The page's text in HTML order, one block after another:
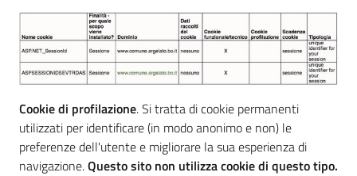
Cookie di profilazione. Si tratta di cookie permanenti
utilizzati per identificare (in modo anonimo e non) le
preferenze dell'utente e migliorare la sua esperienza di
navigazione.Questo sito non utilizza cookie di questo tipo.